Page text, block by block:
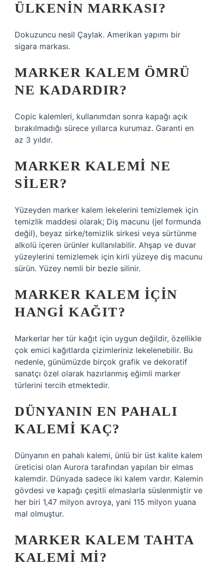
ÜLKENIN MARKASI?
Dokuzuncu nesil Çaylak. Amerikan yapımı bir
sigara markası.
MARKER KALEM ÖMRÜ
NE KADARDIR?
Copic kalemleri, kullanımdan sonra kapağı açık
bırakılmadığı sürece yıllarca kurumaz. Garanti en
az 3 yıldır.
MARKER KALEMI NE
SILER?
Yüzeyden marker kalem lekelerini temizlemek için
temizlik maddesi olarak; Diş macunu (jel formunda
değil), beyaz sirke/temizlik sirkesi veya sürtünme
alkolü içeren ürünler kullanılabilir. Ahşap ve duvar
yüzeylerini temizlemek için kirli yüzeye diş macunu
sürün. Yüzey nemli bir bezle silinir.
MARKER KALEM IÇIN
HANGI KAĞIT?
Markerlar her tür kağıt için uygun değildir, özellikle
çok emici kağıtlarda çizimleriniz lekelenebilir. Bu
nedenle, günümüzde birçok grafik ve dekoratif
sanatçı özel olarak hazırlanmış eğimli marker
türlerini tercih etmektedir.
DÜNYANIN EN PAHALI
KALEMI KAÇ?
Dünyanın en pahalı kalemi, ünlü bir üst kalite kalem
üreticisi olan Aurora tarafından yapılan bir elmas
kalemdir. Dünyada sadece iki kalem vardır. Kalemin
gövdesi ve kapağı çeşitli elmaslarla süslenmiştir ve
her biri 1,47 milyon avroya, yani 115 milyon yuana
mal olmuştur.
MARKER KALEM TAHTA
KALEMI MI?